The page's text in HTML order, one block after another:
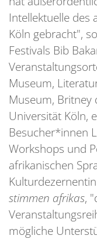
Intellektuelle des
Köln gebracht",
Festivals Bib
Museum,
Museum, Britney
Universität Köln,
Besucher*innen
Workshops und
afrikanischen
stimmen afrikas,
mögliche